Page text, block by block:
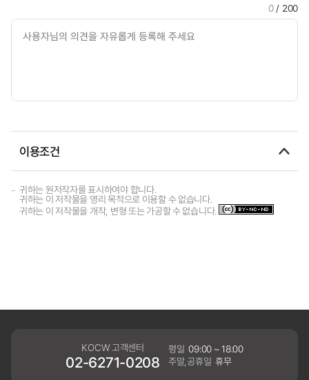
0/ 200
이용조건
귀하는 원저작자를 표시하여야 합니다.
귀하는 이 저작물을 영리 목적으로 이용할 수 없습니다.
귀하는 이 저작물을 개작, 변형 또는 가공할 수 없습니다.
KOCW 고객센터
02-6271-0208
평일 09:00 ~ 18:00
주말,공휴일 휴무